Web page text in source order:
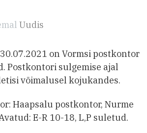
Uudis
on Vormsi postkontor
Postkontori sulgemise ajal
võimalusel kojukandes.
Haapsalu postkontor, Nurme
E-R 10-18, L,P suletud.